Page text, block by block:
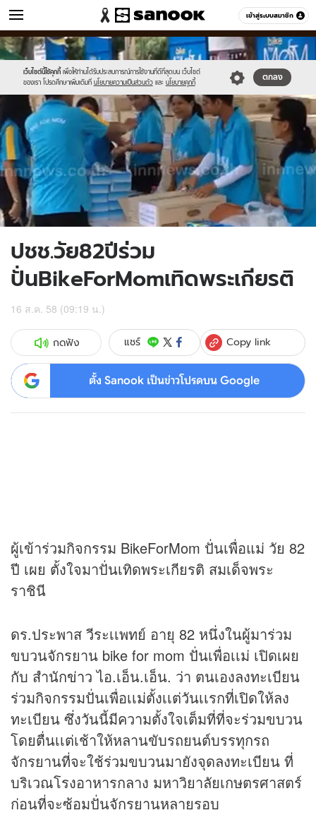
เข้าสู่ระบบสมาชิก
ข่าว หมวดอื่นๆ
เว็บไซต์นี้ใช้คุกกี้ เพื่อให้ท่านได้รับประสบการณ์การใช้งานที่ดีที่สุดบน เว็บไซต์
ของเรา โปรดศึกษาเพิ่มเติมที่ นโยบายความเป็นส่วนตัว และ นโยบายคุกกี้
ตกลง
Sanook
//s.isanook.com/sr/0/images/logo-
new-
sanook.png
600
60
//s.isanook.com/ns/0/ud/369/1848182/639252-
01.jpg
ปชช.วัย82ปีร่วม
ปั่นBikeForMomเทิดพระเกียรติ
16 ส.ค. 58 (09:19 น.)
กดฟัง แชร์ Copy link
ตั้ง Sanook เป็นข่าวโปรดบน Google
ผู้เข้าร่วมกิจกรรม BikeForMom ปั่นเพื่อแม่ วัย 82
ปี เผย ตั้งใจมาปั่นเทิดพระเกียรติ สมเด็จพระ
ราชินี
ดร.ประพาส วีระเเพทย์ อายุ 82 หนึ่งในผู้มาร่วม
ขบวนจักรยาน bike for mom ปั่นเพื่อเเม่ เปิดเผย
กับ สำนักข่าวไอ.เอ็น.เอ็น. ว่า ตนเองลงทะเบียน
ร่วมกิจกรรมปั่นเพื่อเเม่ตั้งเเต่วันเเรกที่เปิดให้ลง
ทะเบียน ซึ่งวันนี้มีความตั้งใจเต็มที่ที่จะร่วมขบวน
โดยตื่นเเต่เช้าให้หลานขับรถยนต์บรรทุกรถ
จักรยานที่จะใช้ร่วมขบวนมายังจุดลงทะเบียน ที่
บริเวณโรงอาหารกลาง มหาวิยาลัยเกษตรศาสตร์
ก่อนที่จะซ้อมปั่นจักรยานหลายรอบ